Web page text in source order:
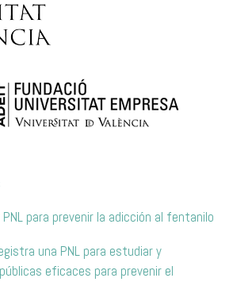
PNL para prevenir la adicción al fentanilo
una PNL para estudiar y
eficaces para prevenir el